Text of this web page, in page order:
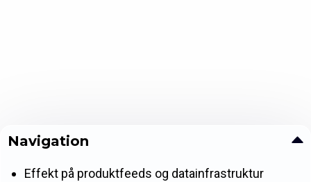
Navigation
Effekt på produktfeeds og datainfrastruktur